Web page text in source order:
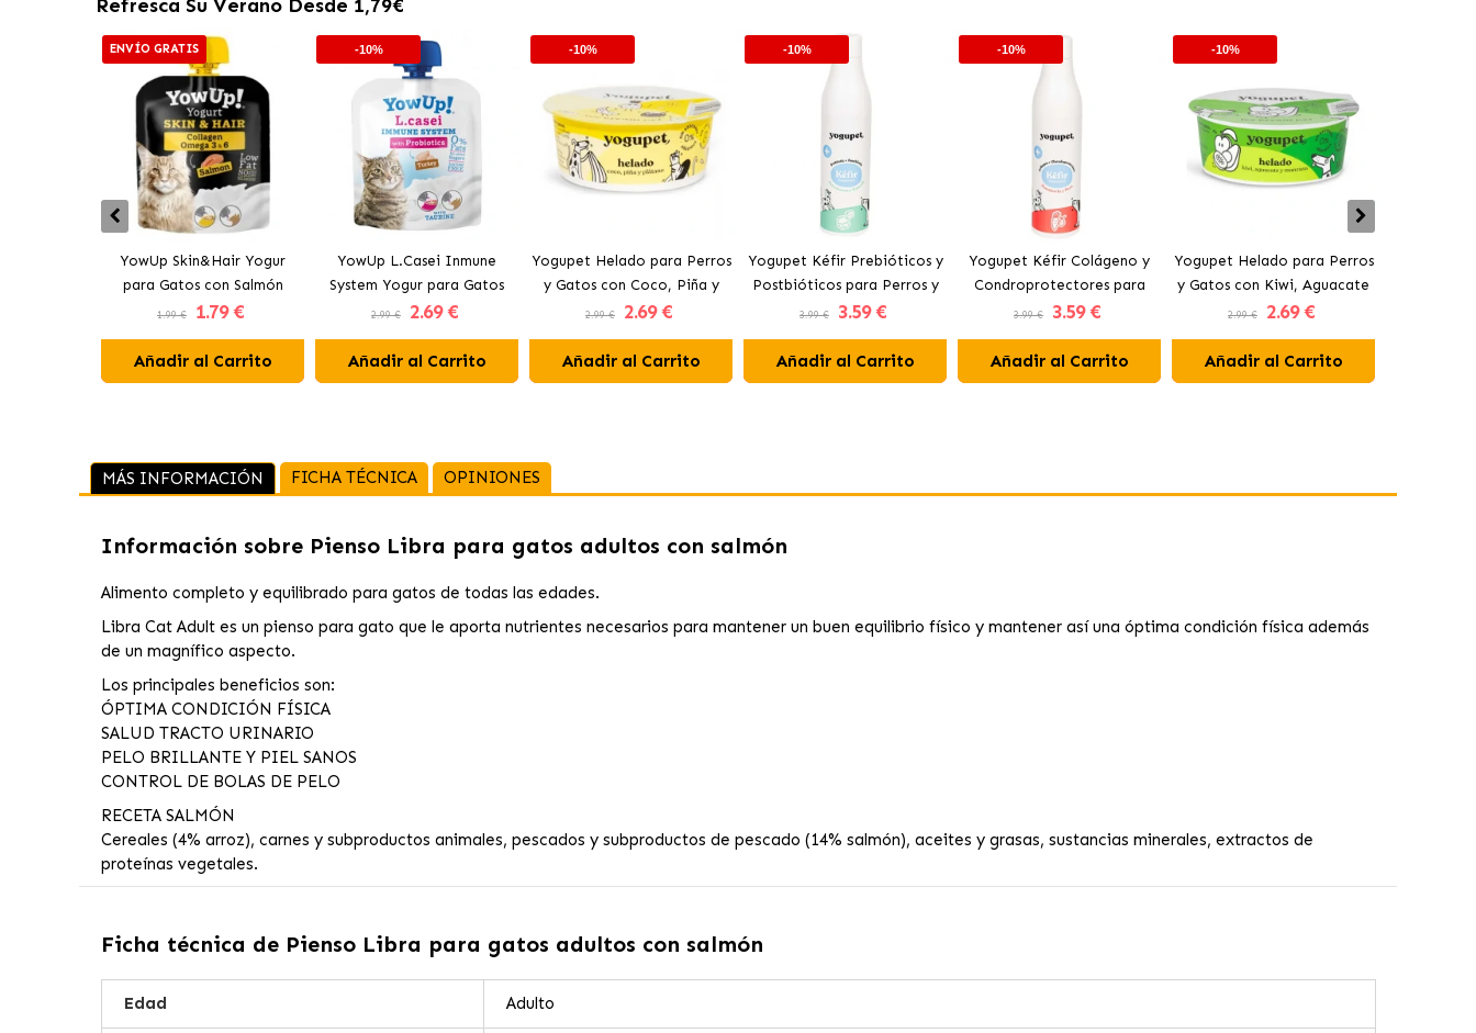
Refresca Su Verano Desde 1,79€
ENVÍO GRATIS
YowUp Skin&Hair Yogur
para Gatos con Salmón
1.99 € 1.79 €
Añadir al Carrito
-10%
YowUp L.Casei Inmune
System Yogur para Gatos
con Pavo
2.99 € 2.69 €
Añadir al Carrito
-10%
Yogupet Helado para Perros
y Gatos con Coco, Piña y
Plátano
2.99 € 2.69 €
Añadir al Carrito
-10%
Yogupet Kéfir Prebióticos y
Postbióticos para Perros y
Gatos con Arándanos y
3.99 € 3.59 €
Añadir al Carrito
-10%
Yogupet Kéfir Colágeno y
Condroprotectores para
Perros y Gatos con Pera y
3.99 € 3.59 €
Añadir al Carrito
-10%
Yogupet Helado para Perros
y Gatos con Kiwi, Aguacate
y Manzana
2.99 € 2.69 €
Añadir al Carrito
MÁS INFORMACIÓN FICHA TÉCNICA OPINIONES
Información sobre Pienso Libra para gatos adultos con salmón
Alimento completo y equilibrado para gatos de todas las edades.
Libra Cat Adult es un pienso para gato que le aporta nutrientes necesarios para mantener un buen equilibrio físico y mantener así una óptima condición física además
de un magnífico aspecto.
Los principales beneficios son:
ÓPTIMA CONDICIÓN FÍSICA
SALUD TRACTO URINARIO
PELO BRILLANTE Y PIEL SANOS
CONTROL DE BOLAS DE PELO
RECETA SALMÓN
Cereales (4% arroz), carnes y subproductos animales, pescados y subproductos de pescado (14% salmón), aceites y grasas, sustancias minerales, extractos de
proteínas vegetales.
Ficha técnica de Pienso Libra para gatos adultos con salmón
Edad Adulto